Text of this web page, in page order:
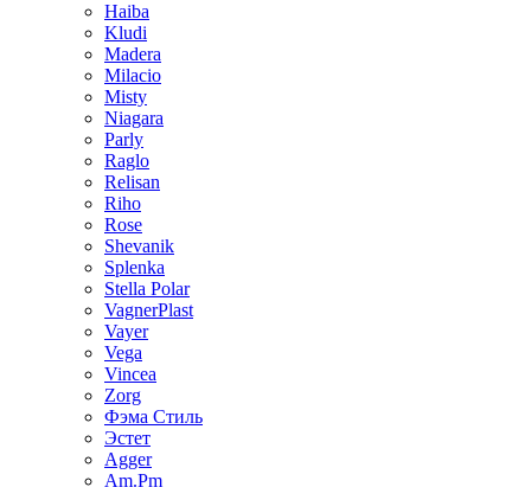
Haiba
Kludi
Madera
Milacio
Misty
Niagara
Parly
Raglo
Relisan
Riho
Rose
Shevanik
Splenka
Stella Polar
VagnerPlast
Vayer
Vega
Vincea
Zorg
Фэма Стиль
Эстет
Agger
Am.Pm